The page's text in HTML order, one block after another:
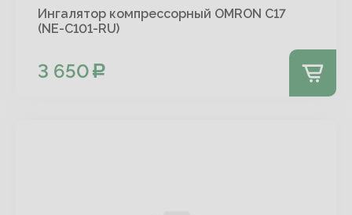
Ингалятор компрессорный OMRON С17
(NE-C101-RU)
3 650